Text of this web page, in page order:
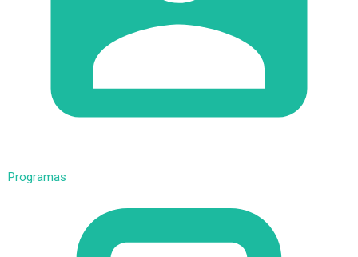
Programas